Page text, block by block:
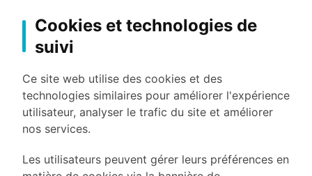
Cookies et technologies de
suivi
Ce site web utilise des cookies et des
technologies similaires pour améliorer l'expérience
utilisateur, analyser le trafic du site et améliorer
nos services.
Les utilisateurs peuvent gérer leurs préférences en